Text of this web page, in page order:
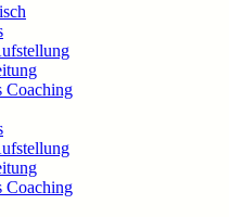
Coaching
Coaching